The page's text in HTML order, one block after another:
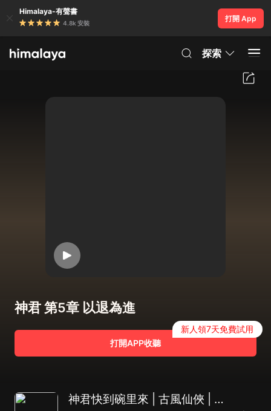
Himalaya-有聲書
4.8k 安裝
打開 App
探索
神君 第5章 以退為進
打開APP收聽
新人領7天免費試用
神君快到碗里來 | 古風仙俠 | 甜寵虐戀 | 唯美言情 | AI多播